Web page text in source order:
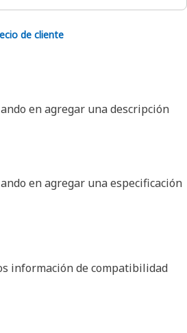
de cliente
en agregar una descripción
en agregar una especificación
información de compatibilidad